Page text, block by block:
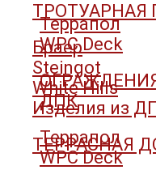
Террапол
WPC Deck
ДПК
Террапол
WPC Deck
ТРОТУАРНАЯ
Браер
Steingot
White Hills
Изделия из
ТЕРРАСНАЯ